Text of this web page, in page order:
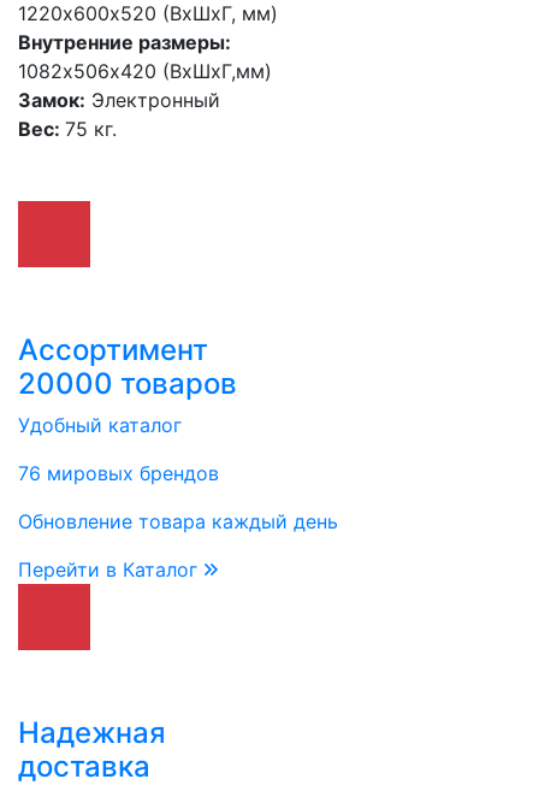
1220х600х520 (ВхШхГ, мм)
Внутренние размеры:
1082х506х420 (ВхШхГ,мм)
Замок: Электронный
Вес: 75 кг.
Ассортимент
20000 товаров
Удобный каталог
76 мировых брендов
Обновление товара каждый день
Перейти в Каталог
Надежная
доставка